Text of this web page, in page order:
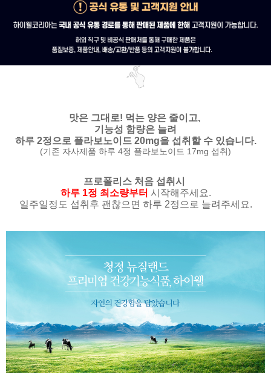
맛은 그대로! 먹는 양은 줄이고,
기능성 함량은 늘려
하루 2정으로 플라보노이드 20mg을 섭취할 수 있습니다.
(기존 자사제품 하루 4정 플라보노이드 17mg 섭취)
프로폴리스 처음 섭취시
하루 1정 최소량부터 시작해주세요.
일주일정도 섭취후 괜찮으면 하루 2정으로 늘려주세요.